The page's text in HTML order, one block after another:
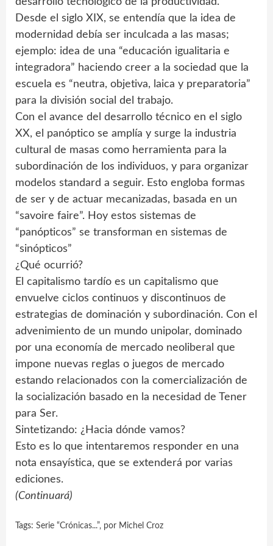
Desde el siglo XIX, se entendía que la idea de
modernidad debía ser inculcada a las masas;
ejemplo: idea de una “educación igualitaria e
integradora” haciendo creer a la sociedad que la
escuela es “neutra, objetiva, laica y preparatoria”
para la división social del trabajo.
Con el avance del desarrollo técnico en el siglo
XX, el panóptico se amplía y surge la industria
cultural de masas como herramienta para la
subordinación de los individuos, y para organizar
modelos standard a seguir. Esto engloba formas
de ser y de actuar mecanizadas, basada en un
“savoire faire”. Hoy estos sistemas de
“panópticos” se transforman en sistemas de
“sinópticos”
¿Qué ocurrió?
El capitalismo tardío es un capitalismo que
envuelve ciclos continuos y discontinuos de
estrategias de dominación y subordinación. Con el
advenimiento de un mundo unipolar, dominado
por una economía de mercado neoliberal que
impone nuevas reglas o juegos de mercado
estando relacionados con la comercialización de
la socialización basado en la necesidad de Tener
para Ser.
Sintetizando: ¿Hacia dónde vamos?
Esto es lo que intentaremos responder en una
nota ensayística, que se extenderá por varias
ediciones.
(Continuará)
Tags: Serie “Crónicas...”‚ por Michel Croz